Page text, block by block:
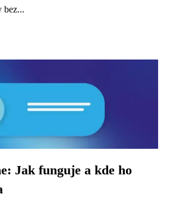
bez...
Jak funguje a kde ho